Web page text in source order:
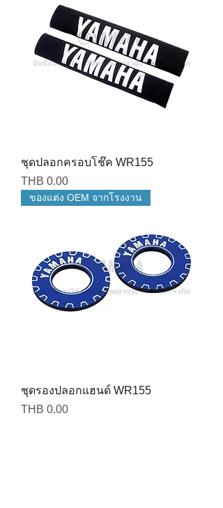
ชุดปลอกครอบโช๊ค WR155
Price
THB 0.00
ของแต่ง OEM จากโรงงาน
ชุดรองปลอกแฮนด์ WR155
Price
THB 0.00